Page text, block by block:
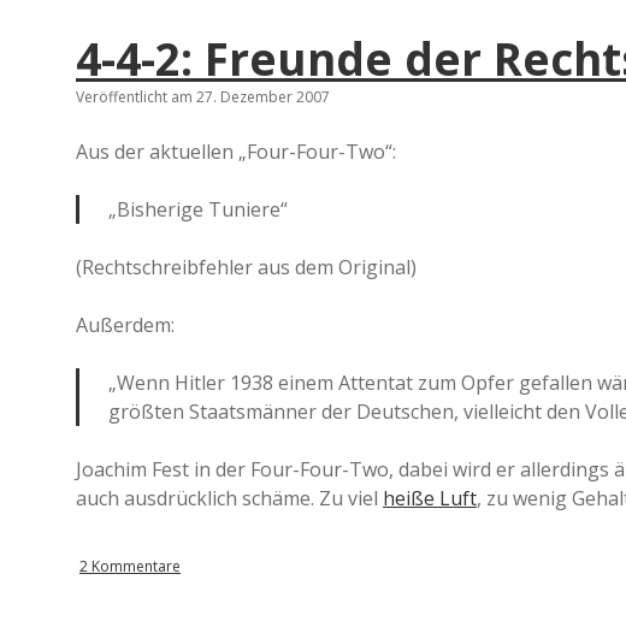
4-4-2: Freunde der
Veröffentlicht am 27. Dezember 2007
Aus der aktuellen „Four-Four-Two“:
„Bisherige Tuniere“
(Rechtschreibfehler aus dem Original)
Außerdem:
„Wenn Hitler 1938 einem Attentat zum Opfer gefallen
größten Staatsmänner der Deutschen, vielleicht den
Joachim Fest in der Four-Four-Two, dabei wird er
auch ausdrücklich schäme. Zu viel heiße Luft, zu wenig
2 Kommentare